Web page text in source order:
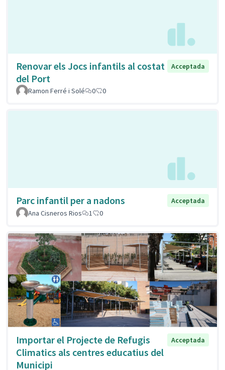
Renovar els Jocs infantils al costat
del Port
Acceptada
Ramon Ferré i Solé 0 0
Parc infantil per a nadons
Acceptada
Ana Cisneros Rios
1 0
Importar el Projecte de Refugis
Climatics als centres educatius del
Municipi
Acceptada